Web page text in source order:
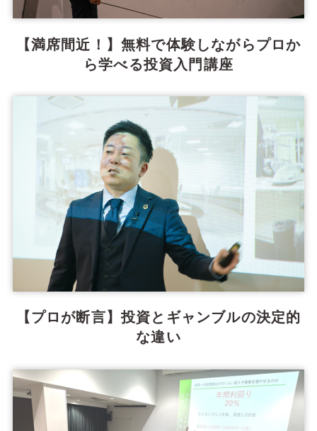
【満席間近！】無料で体験しながらプロか
ら学べる投資入門講座
【プロが断言】投資とギャンブルの決定的
な違い